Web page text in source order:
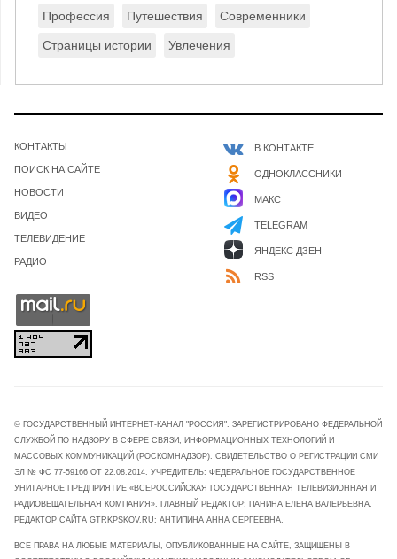
Профессия Путешествия Современники
Страницы истории Увлечения
КОНТАКТЫ
ПОИСК НА САЙТЕ
НОВОСТИ
ВИДЕО
ТЕЛЕВИДЕНИЕ
РАДИО
В КОНТАКТЕ
ОДНОКЛАССНИКИ
МАКС
TELEGRAM
ЯНДЕКС ДЗЕН
RSS
© ГОСУДАРСТВЕННЫЙ ИНТЕРНЕТ-КАНАЛ "РОССИЯ". ЗАРЕГИСТРИРОВАНО ФЕДЕРАЛЬНОЙ
СЛУЖБОЙ ПО НАДЗОРУ В СФЕРЕ СВЯЗИ, ИНФОРМАЦИОННЫХ ТЕХНОЛОГИЙ И
МАССОВЫХ КОММУНИКАЦИЙ (РОСКОМНАДЗОР). СВИДЕТЕЛЬСТВО О РЕГИСТРАЦИИ СМИ
ЭЛ № ФС 77-59166 ОТ 22.08.2014. УЧРЕДИТЕЛЬ: ФЕДЕРАЛЬНОЕ ГОСУДАРСТВЕННОЕ
УНИТАРНОЕ ПРЕДПРИЯТИЕ «ВСЕРОССИЙСКАЯ ГОСУДАРСТВЕННАЯ ТЕЛЕВИЗИОННАЯ И
РАДИОВЕЩАТЕЛЬНАЯ КОМПАНИЯ». ГЛАВНЫЙ РЕДАКТОР: ПАНИНА ЕЛЕНА ВАЛЕРЬЕВНА.
РЕДАКТОР САЙТА GTRKPSKOV.RU: АНТИПИНА АННА СЕРГЕЕВНА.
ВСЕ ПРАВА НА ЛЮБЫЕ МАТЕРИАЛЫ, ОПУБЛИКОВАННЫЕ НА САЙТЕ, ЗАЩИЩЕНЫ В